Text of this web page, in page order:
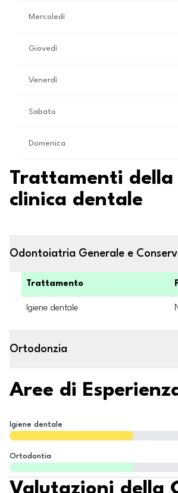
Mercoledì
Giovedì
Venerdì
Sabato
Domenica
Trattamenti della
clinica dentale
Odontoiatria Generale e
Trattamento
Igiene dentale
Ortodonzia
Aree di
Igiene dentale
Ortodontia